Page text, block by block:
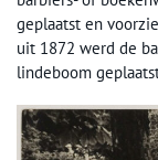
geplaatst en
uit 1872 werd de
lindeboom